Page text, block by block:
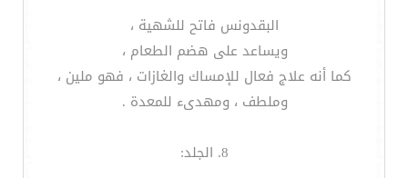
البقدونس فاتح للشهية ،
ويساعد على هضم الطعام ،
كما أنه علاج فعال للإمساك والغازات ، فهو ملين ،
وملطف ، ومهدىء للمعدة .
8. الجلد: